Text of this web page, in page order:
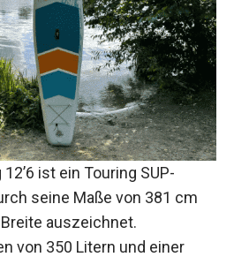
ist ein Touring SUP-
seine Maße von 381 cm
auszeichnet.
von 350 Litern und einer